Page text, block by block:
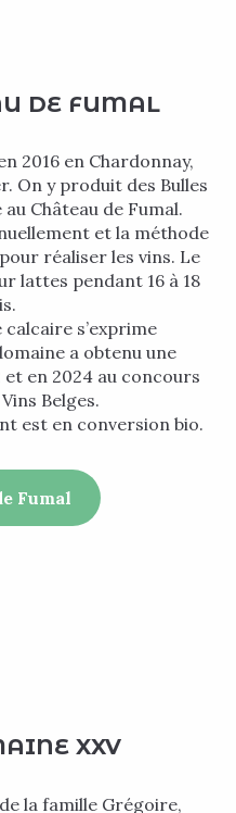
DE FUMAL
2016 en Chardonnay,
On y produit des Bulles
Château de Fumal.
et la méthode
réaliser les vins. Le
lattes pendant 16 à 18
s’exprime
a obtenu une
et en 2024 au concours
Belges.
est en conversion bio.
Fumal
XXV
la famille Grégoire,